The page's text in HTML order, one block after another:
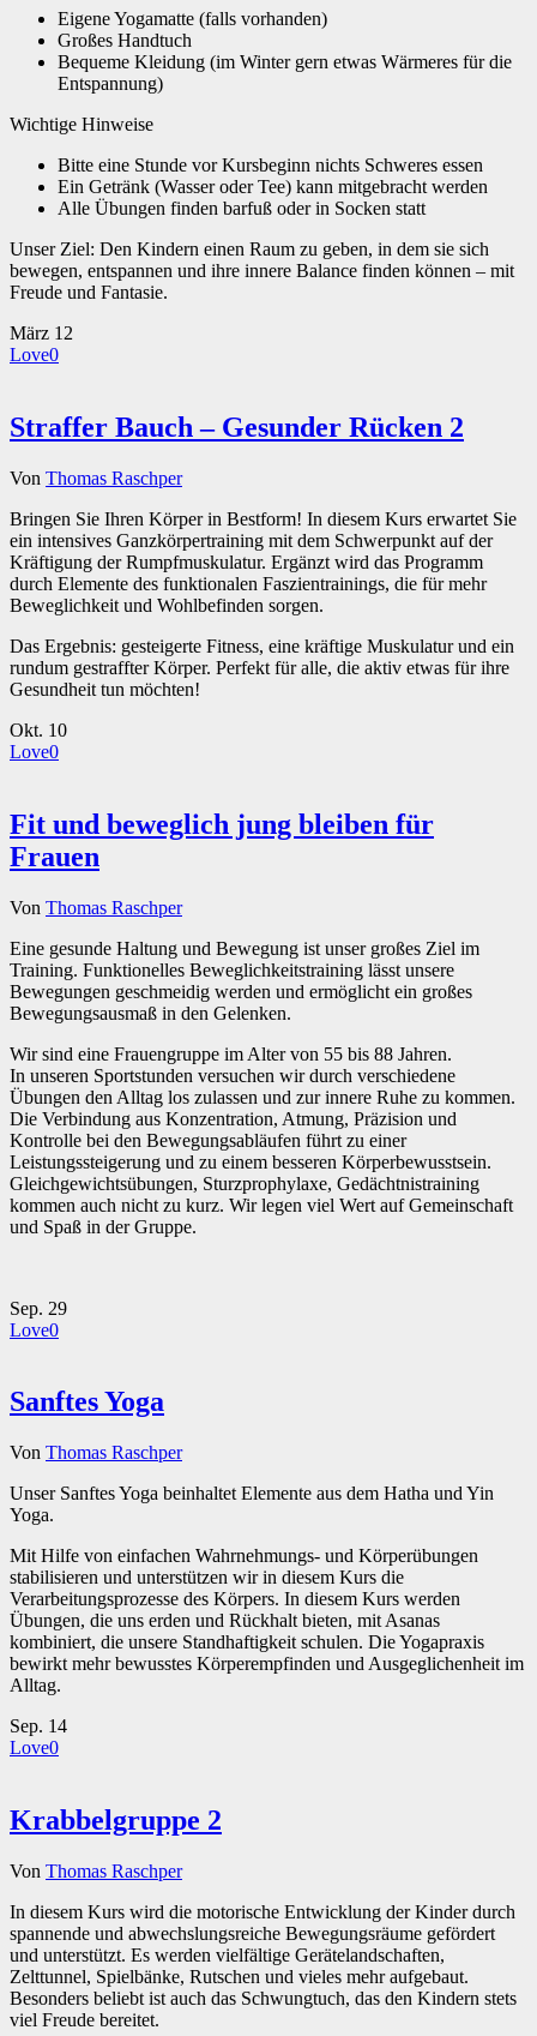
Eigene Yogamatte (falls vorhanden)
Großes Handtuch
Bequeme Kleidung (im Winter gern etwas Wärmeres für die
Entspannung)
Wichtige Hinweise
Bitte eine Stunde vor Kursbeginn nichts Schweres essen
Ein Getränk (Wasser oder Tee) kann mitgebracht werden
Alle Übungen finden barfuß oder in Socken statt
Unser Ziel: Den Kindern einen Raum zu geben, in dem sie sich
bewegen, entspannen und ihre innere Balance finden können – mit
Freude und Fantasie.
März 12
Love0
Straffer Bauch – Gesunder Rücken 2
Von Thomas Raschper
Bringen Sie Ihren Körper in Bestform! In diesem Kurs erwartet Sie
ein intensives Ganzkörpertraining mit dem Schwerpunkt auf der
Kräftigung der Rumpfmuskulatur. Ergänzt wird das Programm
durch Elemente des funktionalen Faszientrainings, die für mehr
Beweglichkeit und Wohlbefinden sorgen.
Das Ergebnis: gesteigerte Fitness, eine kräftige Muskulatur und ein
rundum gestraffter Körper. Perfekt für alle, die aktiv etwas für ihre
Gesundheit tun möchten!
Okt. 10
Love0
Fit und beweglich jung bleiben für
Frauen
Von Thomas Raschper
Eine gesunde Haltung und Bewegung ist unser großes Ziel im
Training. Funktionelles Beweglichkeitstraining lässt unsere
Bewegungen geschmeidig werden und ermöglicht ein großes
Bewegungsausmaß in den Gelenken.
Wir sind eine Frauengruppe im Alter von 55 bis 88 Jahren.
In unseren Sportstunden versuchen wir durch verschiedene
Übungen den Alltag los zulassen und zur innere Ruhe zu kommen.
Die Verbindung aus Konzentration, Atmung, Präzision und
Kontrolle bei den Bewegungsabläufen führt zu einer
Leistungssteigerung und zu einem besseren Körperbewusstsein.
Gleichgewichtsübungen, Sturzprophylaxe, Gedächtnistraining
kommen auch nicht zu kurz. Wir legen viel Wert auf Gemeinschaft
und Spaß in der Gruppe.
Sep. 29
Love0
Sanftes Yoga
Von Thomas Raschper
Unser Sanftes Yoga beinhaltet Elemente aus dem Hatha und Yin
Yoga.
Mit Hilfe von einfachen Wahrnehmungs- und Körperübungen
stabilisieren und unterstützen wir in diesem Kurs die
Verarbeitungsprozesse des Körpers. In diesem Kurs werden
Übungen, die uns erden und Rückhalt bieten, mit Asanas
kombiniert, die unsere Standhaftigkeit schulen. Die Yogapraxis
bewirkt mehr bewusstes Körperempfinden und Ausgeglichenheit im
Alltag.
Sep. 14
Love0
Krabbelgruppe 2
Von Thomas Raschper
In diesem Kurs wird die motorische Entwicklung der Kinder durch
spannende und abwechslungsreiche Bewegungsräume gefördert
und unterstützt. Es werden vielfältige Gerätelandschaften,
Zelttunnel, Spielbänke, Rutschen und vieles mehr aufgebaut.
Besonders beliebt ist auch das Schwungtuch, das den Kindern stets
viel Freude bereitet.